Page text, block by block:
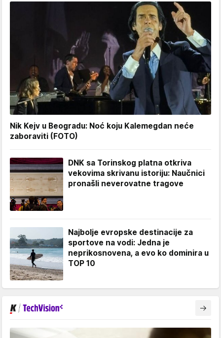
Nik Kejv u Beogradu: Noć koju Kalemegdan neće
zaboraviti (FOTO)
DNK sa Torinskog platna otkriva
vekovima skrivanu istoriju: Naučnici
pronašli neverovatne tragove
Najbolje evropske destinacije za
sportove na vodi: Jedna je
neprikosnovena, a evo ko dominira u
TOP 10